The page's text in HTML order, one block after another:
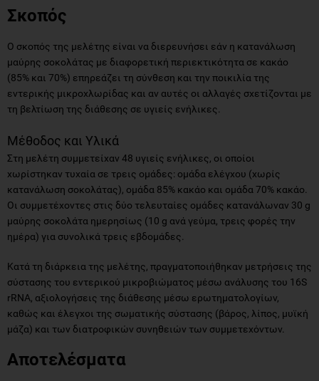
Σκοπός
Ο σκοπός της μελέτης είναι να διερευνήσει εάν η κατανάλωση
μαύρης σοκολάτας με διαφορετική περιεκτικότητα σε κακάο
(85% και 70%) επηρεάζει τη σύνθεση και την ποικιλία της
εντερικής μικροχλωρίδας και αν αυτές οι αλλαγές σχετίζονται με
τη βελτίωση της διάθεσης σε υγιείς ενήλικες.
Μέθοδος και Υλικά
Στη μελέτη συμμετείχαν 48 υγιείς ενήλικες, οι οποίοι
χωρίστηκαν τυχαία σε τρεις ομάδες: ομάδα ελέγχου (χωρίς
κατανάλωση σοκολάτας), ομάδα 85% κακάο και ομάδα 70% κακάο.
Οι συμμετέχοντες στις δύο τελευταίες ομάδες κατανάλωναν 30 g
μαύρης σοκολάτα ημερησίως (10 g ανά γεύμα, τρεις φορές την
ημέρα) για συνολικά τρεις εβδομάδες.
Κατά τη διάρκεια της μελέτης, πραγματοποιήθηκαν μετρήσεις της
σύστασης του εντερικού μικροβιώματος μέσω ανάλυσης του 16S
rRNA, αξιολογήσεις της διάθεσης μέσω ερωτηματολογίων,
καθώς και έλεγχοι της σωματικής σύστασης (βάρος, λίπος, μυϊκή
μάζα) και των διατροφικών συνηθειών των συμμετεχόντων.
Αποτελέσματα